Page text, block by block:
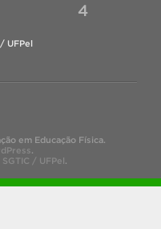
4
UFPel
em Educação Física.
.
SGTIC / UFPel.